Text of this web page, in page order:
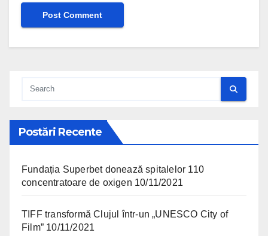
Postări Recente
Fundația Superbet donează spitalelor 110
concentratoare de oxigen 10/11/2021
TIFF transformă Clujul într-un „UNESCO City of
Film” 10/11/2021